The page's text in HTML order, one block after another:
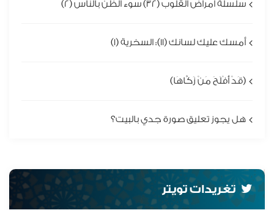
سلسلة أمراض القلوب (32) سوء الظن بالناس (2)
أمسك عليك لسانك (11): السخرية (1)
(قَدْ أَفْلَحَ مَنْ زَكَّاهَا)
هل يجوز تعليق صورة جدي بالبيت؟
تغريدات تويتر